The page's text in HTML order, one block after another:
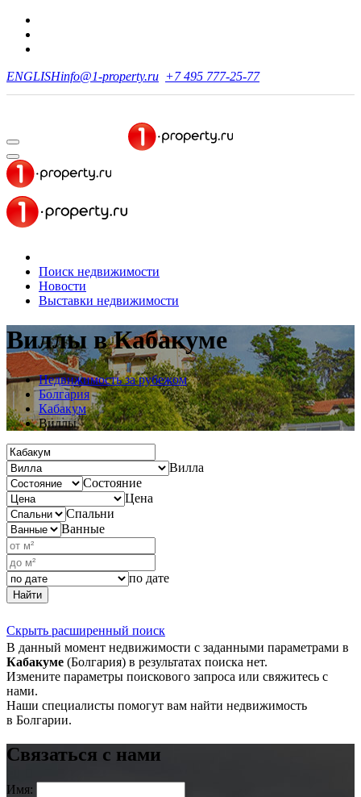
ENGLISHinfo@1-property.ru +7 495 777-25-77
Поиск недвижимости
Новости
Выставки недвижимости
Виллыв Кабакуме
Недвижимость за рубежом
Болгария
Кабакум
Виллы
Вилла
Состояние
Цена
Спальни
Ванные
по дате
Найти
Скрыть расширенный поиск
В данный момент недвижимости с заданными параметрами в
Кабакуме (Болгария) в результатах поиска нет.
Измените параметры поискового запроса или свяжитесь с
нами.
Наши специалисты помогут вам найти недвижимость
в Болгарии.
Связаться с нами
Имя: